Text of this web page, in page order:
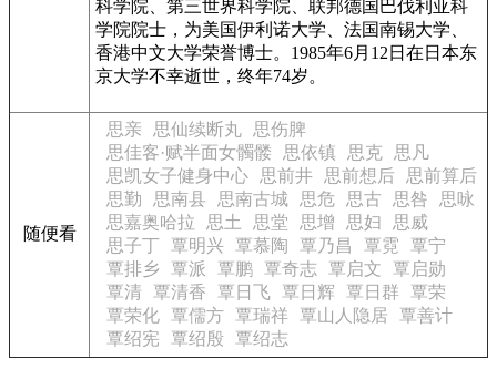
科学院、第三世界科学院、联邦德国巴伐利亚科
学院院士，为美国伊利诺大学、法国南锡大学、
香港中文大学荣誉博士。1985年6月12日在日本东
京大学不幸逝世，终年74岁。
随便看
思亲 思仙续断丸
思伤脾
思佳客·赋半面女髑髅
思依镇 思克
思凡
思凯女子健身中心
思前井 思前想后
思前算后
思勤
思南县 思南古城 思危 思古 思咎
思咏
思嘉奥哈拉
思土 思堂 思增 思妇
思威
思子丁
覃明兴 覃慕陶 覃乃昌 覃霓
覃宁
覃排乡
覃派 覃鹏 覃奇志 覃启文
覃启勋
覃清
覃清香 覃日飞 覃日辉 覃日群
覃荣
覃荣化
覃儒方 覃瑞祥 覃山人隐居
覃善计
覃绍宪
覃绍殷 覃绍志